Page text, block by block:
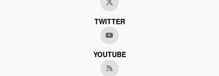
TWITTER
YOUTUBE